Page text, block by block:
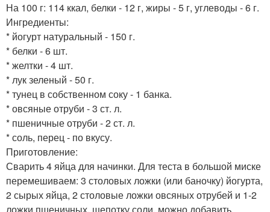
На 100 г: 114 ккал, белки - 12 г, жиры - 5 г, углеводы - 6 г.
Ингредиенты:
* йогурт натуральный - 150 г.
* белки - 6 шт.
* желтки - 4 шт.
* лук зеленый - 50 г.
* тунец в собственном соку - 1 банка.
* овсяные отруби - 3 ст. л.
* пшеничные отруби - 2 ст. л.
* соль, перец - по вкусу.
Приготовление:
Сварить 4 яйца для начинки. Для теста в большой миске
перемешиваем: 3 столовых ложки (или баночку) йогурта,
2 сырых яйца, 2 столовые ложки овсяных отрубей и 1-2